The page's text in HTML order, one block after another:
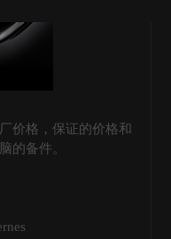
价格，保证的价格和
的备件。